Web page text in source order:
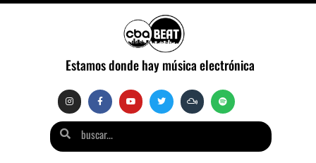
Estamos donde hay música electrónica